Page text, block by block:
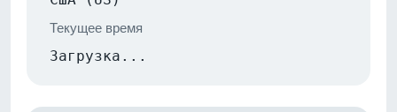
Текущее время
Загрузка...